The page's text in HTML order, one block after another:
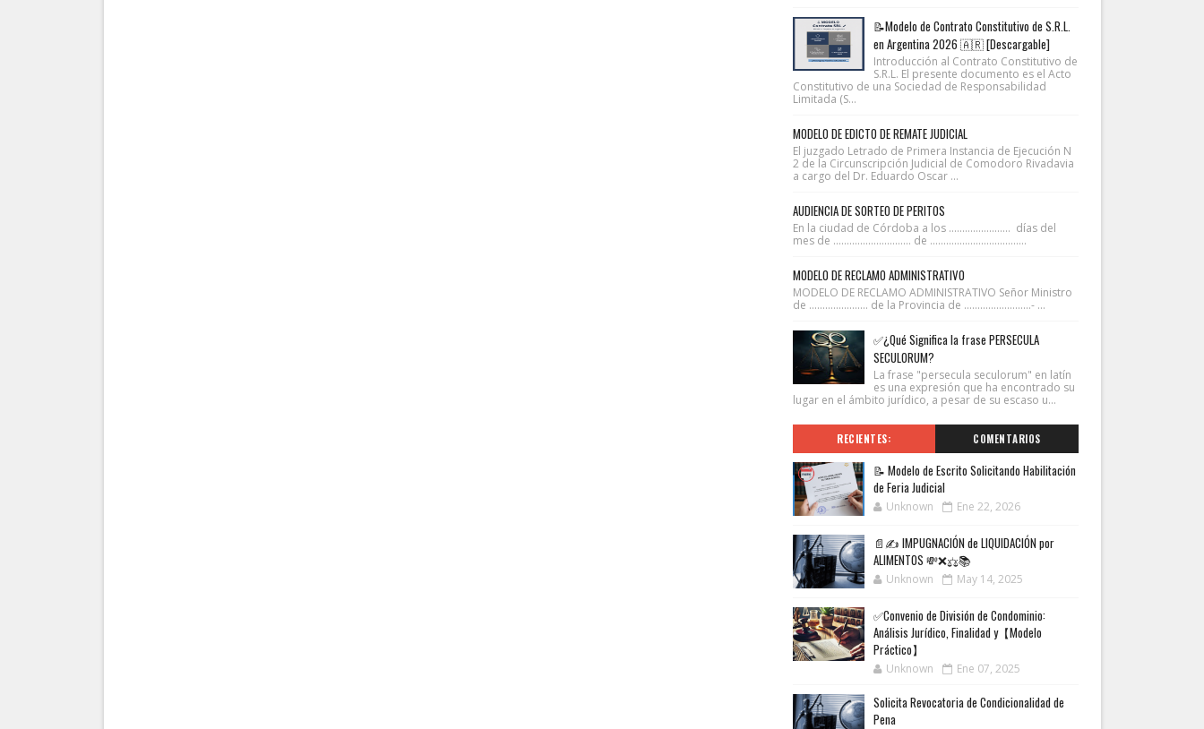
📝Modelo de Contrato Constitutivo de S.R.L.
en Argentina 2026 🇦🇷 [Descargable]
Introducción al Contrato Constitutivo de
S.R.L. El presente documento es el Acto
Constitutivo de una Sociedad de Responsabilidad
Limitada (S...
MODELO DE EDICTO DE REMATE JUDICIAL
El juzgado Letrado de Primera Instancia de Ejecución N
2 de la Circunscripción Judicial de Comodoro Rivadavia
a cargo del Dr. Eduardo Oscar ...
AUDIENCIA DE SORTEO DE PERITOS
En la ciudad de Córdoba a los ....................... días del
mes de ............................. de ....................................
MODELO DE RECLAMO ADMINISTRATIVO
MODELO DE RECLAMO ADMINISTRATIVO Señor Ministro
de ...................... de la Provincia de .........................- ...
✅¿Qué Significa la frase PERSECULA
SECULORUM?
La frase "persecula seculorum" en latín
es una expresión que ha encontrado su
lugar en el ámbito jurídico, a pesar de su escaso u...
RECIENTES: COMENTARIOS
📝 Modelo de Escrito Solicitando Habilitación
de Feria Judicial
Unknown Ene 22, 2026
📄✍️ IMPUGNACIÓN de LIQUIDACIÓN por
ALIMENTOS 💸❌⚖️📚
Unknown May 14, 2025
✅Convenio de División de Condominio:
Análisis Jurídico, Finalidad y【Modelo
Práctico】
Unknown Ene 07, 2025
Solicita Revocatoria de Condicionalidad de
Pena